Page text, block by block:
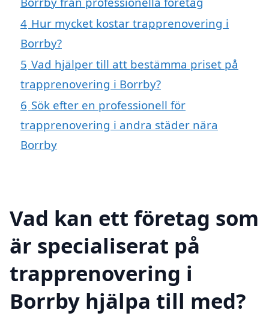
4 Hur mycket kostar trapprenovering i
Borrby?
5 Vad hjälper till att bestämma priset på
trapprenovering i Borrby?
6 Sök efter en professionell för
trapprenovering i andra städer nära
Borrby
Vad kan ett företag som
är specialiserat på
trapprenovering i
Borrby hjälpa till med?